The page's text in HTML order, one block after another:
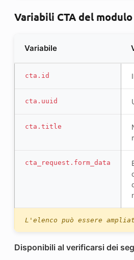
Variabili CTA del modulo
Variabile
cta.id
cta.uuid
cta.title
cta_request.form_data
L'elenco può essere
Disponibili al verificarsi dei